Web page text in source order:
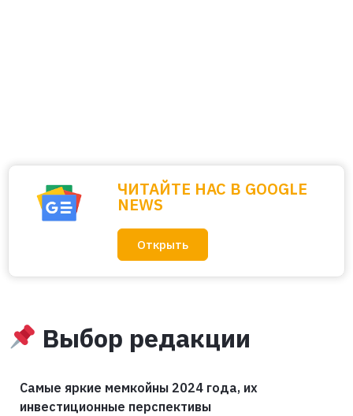
ЧИТАЙТЕ НАС В GOOGLE
NEWS
Открыть
Выбор редакции
Самые яркие мемкойны 2024 года, их
инвестиционные перспективы